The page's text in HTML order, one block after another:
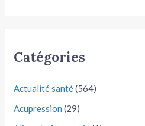
Catégories
Actualité santé(564)
Acupression (29)